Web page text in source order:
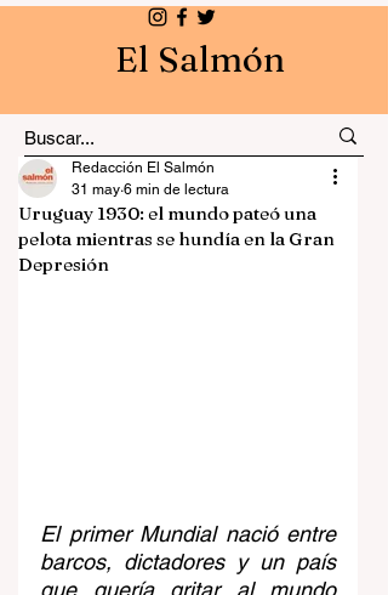
El Salmón
Uruguay 1930: el mundo pateó una
pelota mientras se hundía en la Gran
Depresión
Redacción El Salmón
31 may 6 min de lectura
El primer Mundial nació entre
barcos, dictadores y un país
que quería gritar al mundo